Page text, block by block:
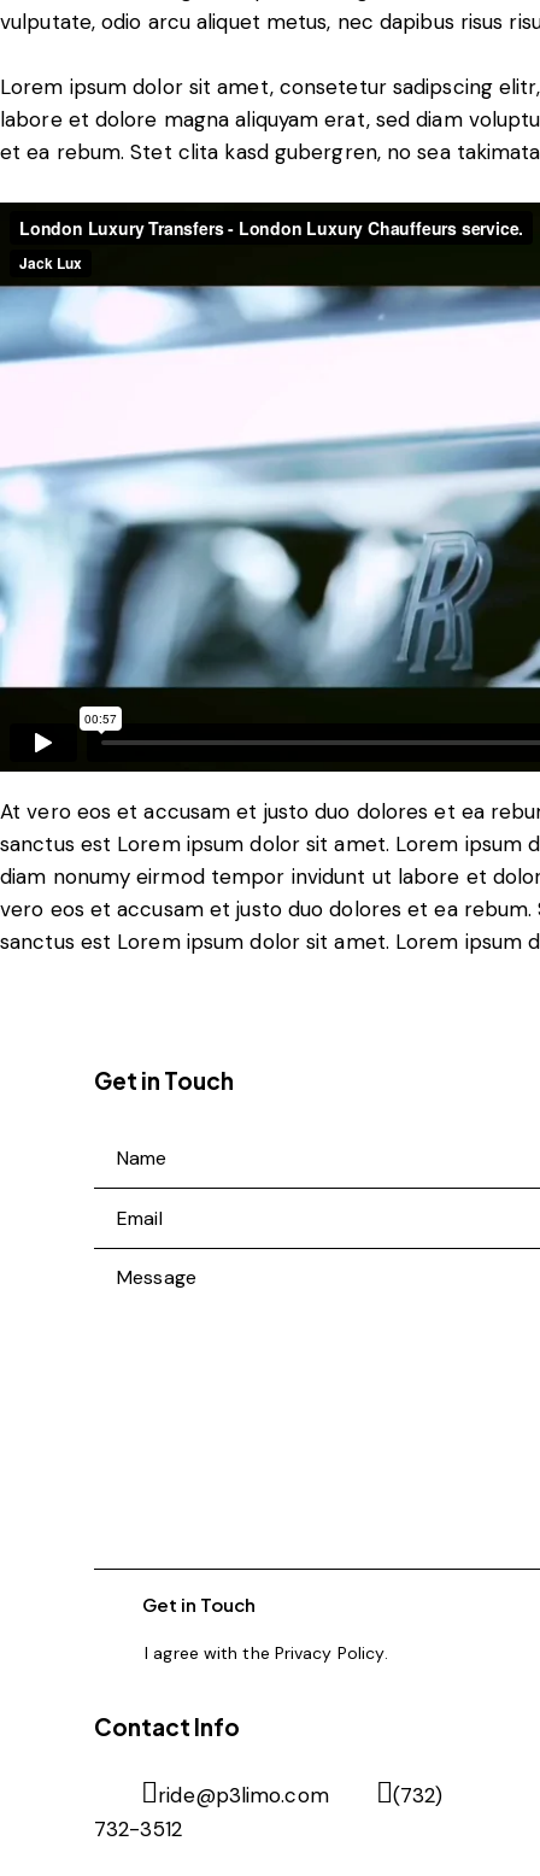
vulputate, odio arcu aliquet metus, nec dapibus risus
Lorem ipsum dolor sit amet, consetetur sadipscing
labore et dolore magna aliquyam erat, sed diam
et ea rebum. Stet clita kasd gubergren, no sea
At vero eos et accusam et justo duo dolores et ea
sanctus est Lorem ipsum dolor sit amet. Lorem ipsum
diam nonumy eirmod tempor invidunt ut labore et
vero eos et accusam et justo duo dolores et ea
sanctus est Lorem ipsum dolor sit amet. Lorem ipsum
Get in Touch
I agree with the Privacy Policy
Contact Info
ride@p3limo.com
(732)
732-3512